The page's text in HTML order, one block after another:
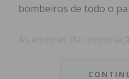
bombeiros de todo o
As equipas da
lugar do pódio, um